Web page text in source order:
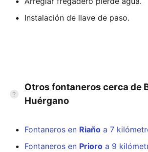
Instalación de llave de paso.
Otros fontaneros cerca de
Huérgano
Fontaneros en Riaño a 7
Fontaneros en Prioro a 9